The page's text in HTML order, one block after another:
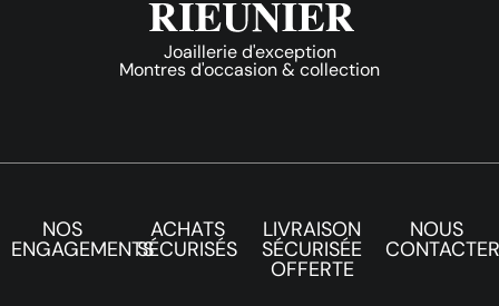
Joaillerie d'exception
Montres d'occasion & collection
NOS
ENGAGEMENTS
ACHATS
SÉCURISÉS
LIVRAISON
SÉCURISÉE
OFFERTE
NOUS
CONTACTER